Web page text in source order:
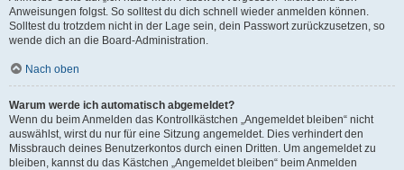
Anweisungen folgst. So solltest du dich schnell wieder anmelden können.
Solltest du trotzdem nicht in der Lage sein, dein Passwort zurückzusetzen, so
wende dich an die Board-Administration.
Nach oben
Warum werde ich automatisch abgemeldet?
Wenn du beim Anmelden das Kontrollkästchen „Angemeldet bleiben“ nicht
auswählst, wirst du nur für eine Sitzung angemeldet. Dies verhindert den
Missbrauch deines Benutzerkontos durch einen Dritten. Um angemeldet zu
bleiben, kannst du das Kästchen „Angemeldet bleiben“ beim Anmelden